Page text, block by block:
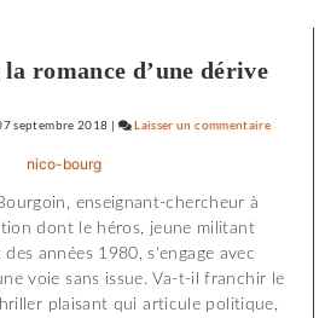
romance d’une dérive
septembre 2018 | Laisser un commentaire
Utoya
»
enseignant-chercheur à
dont le héros, jeune militant
années 1980, s'engage avec
voie sans issue. Va-t-il franchir le
plaisant qui articule politique,